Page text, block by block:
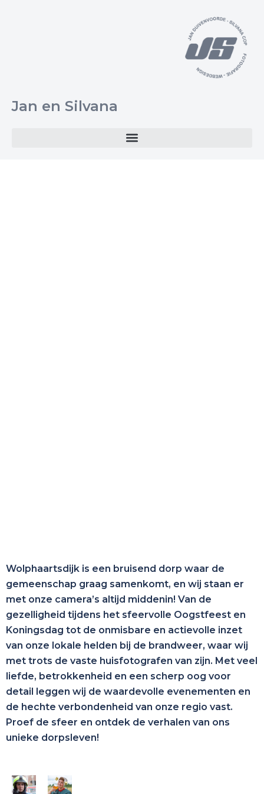
Jan en Silvana
Wolphaartsdijk is een bruisend dorp waar de
gemeenschap graag samenkomt, en wij staan er
met onze camera’s altijd middenin! Van de
gezelligheid tijdens het sfeervolle Oogstfeest en
Koningsdag tot de onmisbare en actievolle inzet
van onze lokale helden bij de brandweer, waar wij
met trots de vaste huisfotografen van zijn. Met veel
liefde, betrokkenheid en een scherp oog voor
detail leggen wij de waardevolle evenementen en
de hechte verbondenheid van onze regio vast.
Proef de sfeer en ontdek de verhalen van ons
unieke dorpsleven!